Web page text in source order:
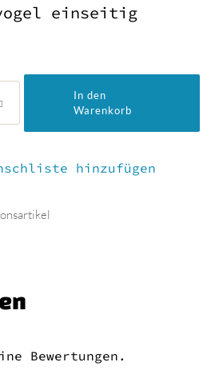
einseitig
In den
Warenkorb
hinzufügen
Bewertungen.